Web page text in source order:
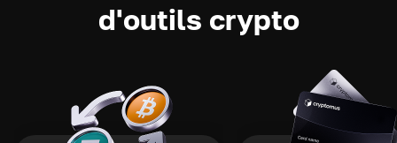
d'outils crypto